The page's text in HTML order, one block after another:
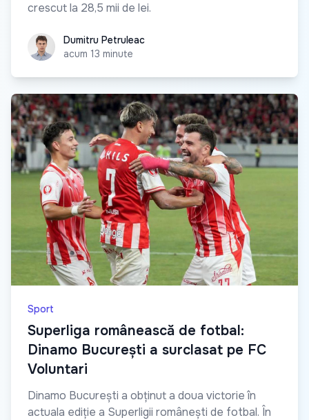
crescut la 28,5 mii de lei.
Dumitru Petruleac
Dumitru Petruleac
acum 13 minute
Sport
Superliga românească de fotbal:
Dinamo București a surclasat pe FC
Voluntari
Dinamo București a obținut a doua victorie în
actuala ediție a Superligii românești de fotbal. În